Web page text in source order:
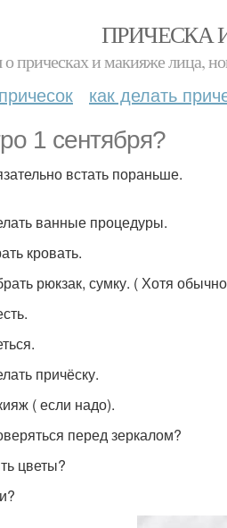
ПРИЧЕСКА
прическах и макияже лица,
как делать
1 сентября?
встать пораньше.
ванные процедуры.
кровать.
рюкзак, сумку. ( Хотя
причёску.
( если надо).
перед зеркалом?
цветы?